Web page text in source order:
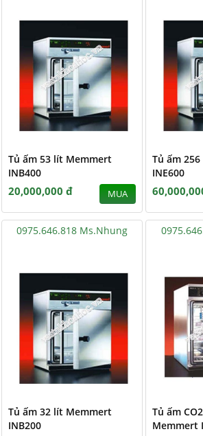
Tủ ấm 53 lít Memmert
INB400
20,000,000 đ MUA
Tủ ấm
INE600
0975.646.818 Ms.Nhung
Tủ ấm 32 lít Memmert
INB200
Tủ ấm
Memmert